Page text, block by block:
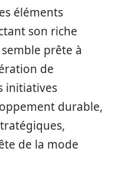
éléments
son riche
prête à
de
initiatives
durable,
de la mode